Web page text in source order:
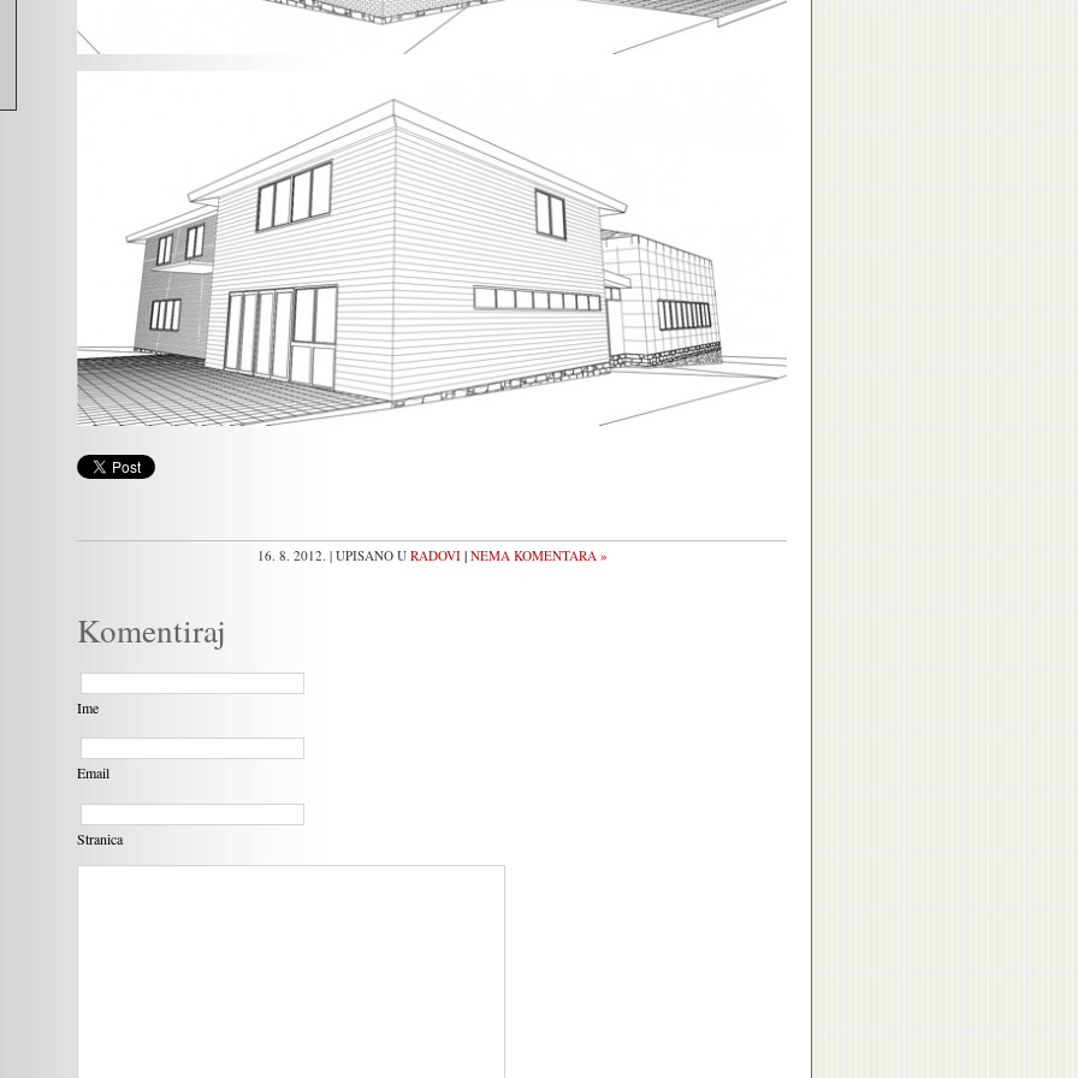
16. 8. 2012. | UPISANO U RADOVI | NEMA KOMENTARA »
Komentiraj
Ime
Email
Stranica